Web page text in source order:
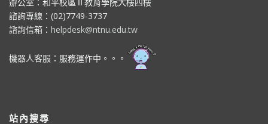
諮詢專線：(02)7749-3737
諮詢信箱： helpdesk@ntnu.edu.tw
機器人客服：服務運作中。。。
站內搜尋